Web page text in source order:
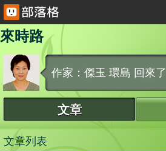
來時路
作家：傑玉 環島 回來了
文章
文章列表